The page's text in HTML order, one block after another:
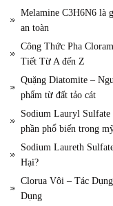
Melamine C3H6N6 là
an toàn
Công Thức Pha
Tiết Từ A đến Z
Quặng Diatomite –
phẩm từ đất tảo cát
Sodium Lauryl Sulfate
phần phổ biến trong
Sodium Laureth
Hại?
Clorua Vôi – Tác
Dụng